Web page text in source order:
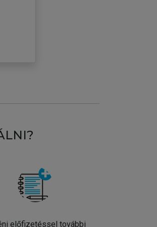
előfizetéssel további